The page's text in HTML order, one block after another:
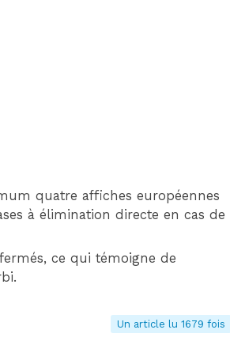
quatre affiches européennes
à élimination directe en cas de
ce qui témoigne de
Un article lu 1679 fois